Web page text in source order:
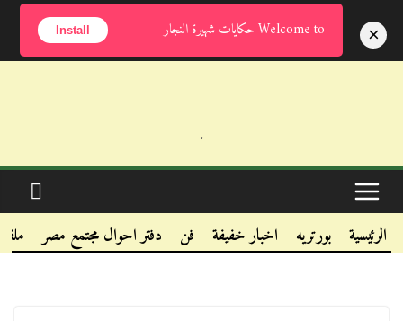
السبت, أغسطس 8, 2026
.
.
.
الرئيسية بورتريه اخبار خفيفة فن دفتر احوال مجتمع مصر
Welcome to حكايات شهيرة النجار Install ×